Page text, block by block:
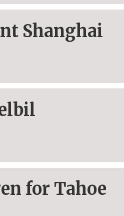
Shanghai
for Tahoe